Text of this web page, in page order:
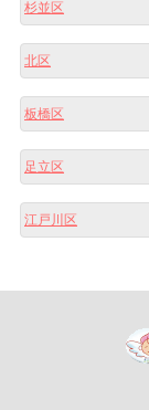
杉並区
北区
板橋区
足立区
江戸川区